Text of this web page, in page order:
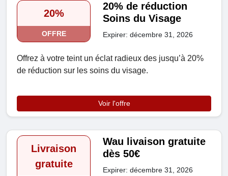
20%
OFFRE
20% de réduction
Soins du Visage
Expirer: décembre 31, 2026
Offrez à votre teint un éclat radieux des jusqu’à 20%
de réduction sur les soins du visage.
Voir l'offre
Livraison
gratuite
Wau livaison gratuite
dès 50€
Expirer: décembre 31, 2026